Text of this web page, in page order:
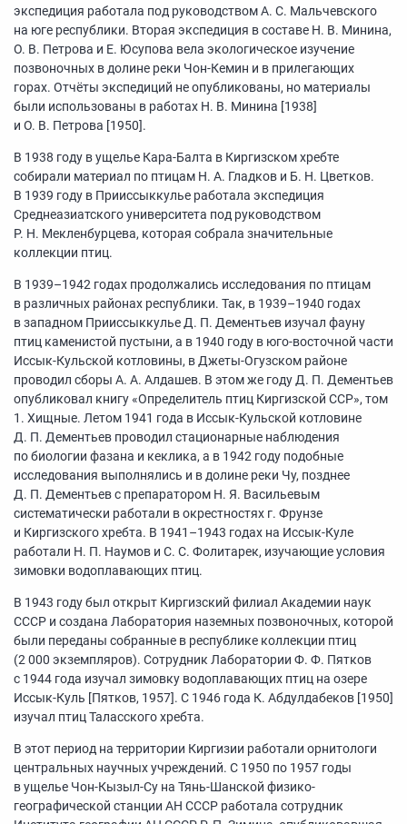
экспедиция работала под руководством А. С. Мальчевского
на юге республики. Вторая экспедиция в составе Н. В. Минина,
О. В. Петрова и Е. Юсупова вела экологическое изучение
позвоночных в долине реки Чон-Кемин и в прилегающих
горах. Отчёты экспедиций не опубликованы, но материалы
были использованы в работах Н. В. Минина [1938]
и О. В. Петрова [1950].
В 1938 году в ущелье Кара-Балта в Киргизском хребте
собирали материал по птицам Н. А. Гладков и Б. Н. Цветков.
В 1939 году в Прииссыккулье работала экспедиция
Среднеазиатского университета под руководством
Р. Н. Мекленбурцева, которая собрала значительные
коллекции птиц.
В 1939–1942 годах продолжались исследования по птицам
в различных районах республики. Так, в 1939–1940 годах
в западном Прииссыккулье Д. П. Дементьев изучал фауну
птиц каменистой пустыни, а в 1940 году в юго-восточной части
Иссык-Кульской котловины, в Джеты-Огузском районе
проводил сборы А. А. Алдашев. В этом же году Д. П. Дементьев
опубликовал книгу «Определитель птиц Киргизской ССР», том
1. Хищные. Летом 1941 года в Иссык-Кульской котловине
Д. П. Дементьев проводил стационарные наблюдения
по биологии фазана и кеклика, а в 1942 году подобные
исследования выполнялись и в долине реки Чу, позднее
Д. П. Дементьев с препаратором Н. Я. Васильевым
систематически работали в окрестностях г. Фрунзе
и Киргизского хребта. В 1941–1943 годах на Иссык-Куле
работали Н. П. Наумов и С. С. Фолитарек, изучающие условия
зимовки водоплавающих птиц.
В 1943 году был открыт Киргизский филиал Академии наук
СССР и создана Лаборатория наземных позвоночных, которой
были переданы собранные в республике коллекции птиц
(2 000 экземпляров). Сотрудник Лаборатории Ф. Ф. Пятков
с 1944 года изучал зимовку водоплавающих птиц на озере
Иссык-Куль [Пятков, 1957]. С 1946 года К. Абдулдабеков [1950]
изучал птиц Таласского хребта.
В этот период на территории Киргизии работали орнитологи
центральных научных учреждений. С 1950 по 1957 годы
в ущелье Чон-Кызыл-Су на Тянь-Шанской физико-
географической станции АН СССР работала сотрудник